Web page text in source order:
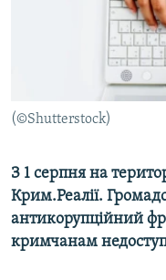
ВІДЕОУРОКИ «ELIFBE»
СВІДЧЕННЯ ОКУПАЦІЇ
УКРАЇНСЬКА ПРОБЛЕМА
ЯК ОБІЙТИ
Усі сайти RFE/RL
(©Shutterstock)
З 1 серпня на
Крим.Реалії.
антикорупційний
кримчанам